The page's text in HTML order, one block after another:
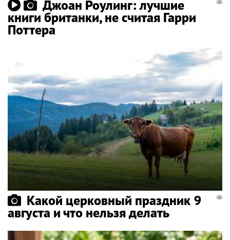
Джоан Роулинг: лучшие
книги британки, не считая Гарри
Поттера
Какой церковный праздник 9
августа и что нельзя делать